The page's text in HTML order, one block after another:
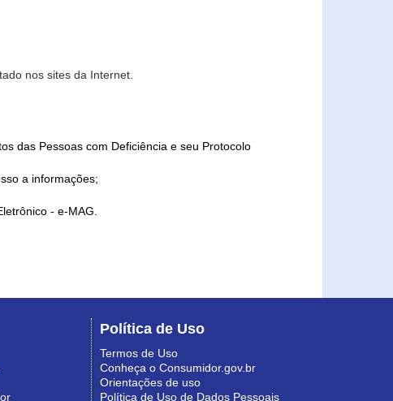
nos sites da Internet.
das Pessoas com Deficiência e seu Protocolo
a informações;
- e-MAG.
Política de Uso
Termos de Uso
Conheça o Consumidor.gov.br
Orientações de uso
Política de Uso de Dados Pessoais